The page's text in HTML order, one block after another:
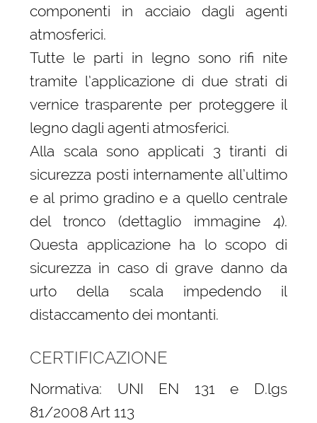
componenti in acciaio dagli agenti
atmosferici.
Tutte le parti in legno sono rifi nite
tramite l’applicazione di due strati di
vernice trasparente per proteggere il
legno dagli agenti atmosferici.
Alla scala sono applicati 3 tiranti di
sicurezza posti internamente all’ultimo
e al primo gradino e a quello centrale
del tronco (dettaglio immagine 4).
Questa applicazione ha lo scopo di
sicurezza in caso di grave danno da
urto della scala impedendo il
distaccamento dei montanti.
CERTIFICAZIONE
Normativa: UNI EN 131 e D.lgs
81/2008 Art 113